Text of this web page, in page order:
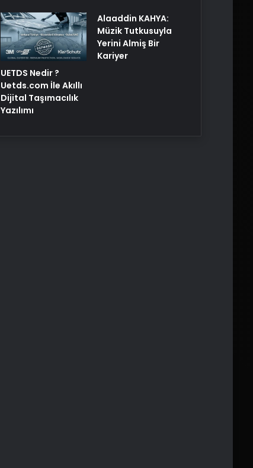
UETDS Nedir ?
Uetds.com İle Akıllı
Dijital Taşımacılık
Yazılımı
Alaaddin KAHYA:
Müzik Tutkusuyla
Yerini Almiş Bir
Kariyer